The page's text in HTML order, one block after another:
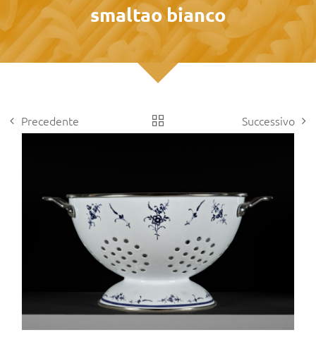
smaltao bianco
Precedente Successivo